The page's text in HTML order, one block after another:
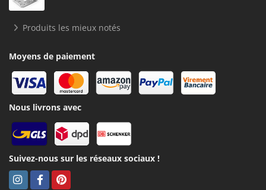
Produits les mieux notés
Moyens de paiement
Nous livrons avec
Suivez-nous sur les réseaux sociaux !